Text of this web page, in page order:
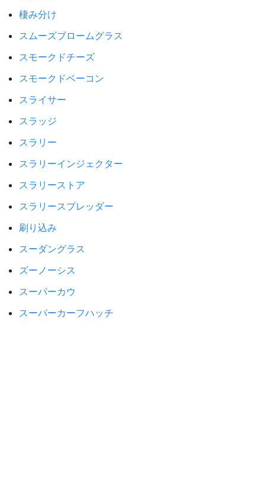
棲み分け
スムーズブロームグラス
スモークドチーズ
スモークドベーコン
スライサー
スラッジ
スラリー
スラリーインジェクター
スラリーストア
スラリースプレッダー
刷り込み
スーダングラス
ズーノーシス
スーパーカウ
スーパーカーフハッチ